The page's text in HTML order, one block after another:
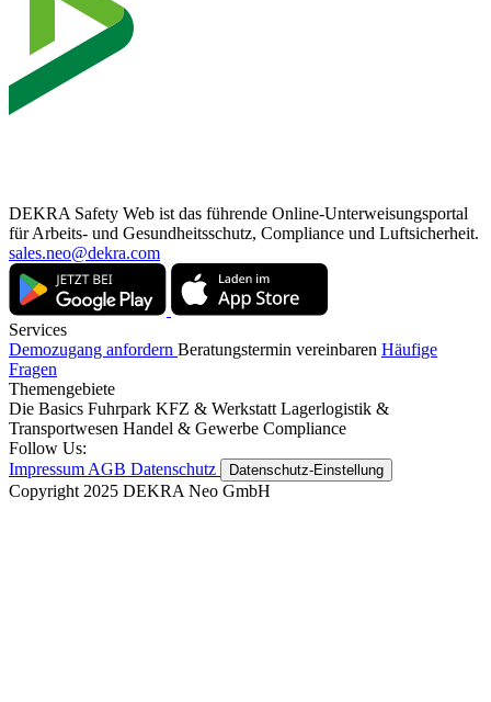
DEKRA Safety Web ist das führende Online-Unterweisungsportal
für Arbeits- und Gesundheitsschutz, Compliance und Luftsicherheit.
sales.neo@dekra.com
Services
Demozugang anfordern Beratungstermin vereinbaren Häufige
Fragen
Themengebiete
Die Basics Fuhrpark KFZ & Werkstatt Lagerlogistik &
Transportwesen Handel & Gewerbe Compliance
Follow Us:
Impressum AGB Datenschutz Datenschutz-Einstellung
Copyright 2025 DEKRA Neo GmbH